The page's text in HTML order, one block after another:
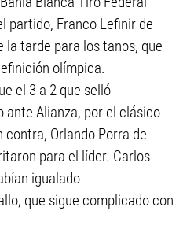
partido, Franco Lefinir de
la tarde para los tanos, que
olímpica.
el 3 a 2 que selló
ante Alianza, por el clásico
contra, Orlando Porra de
para el líder. Carlos
igualado
que sigue complicado con